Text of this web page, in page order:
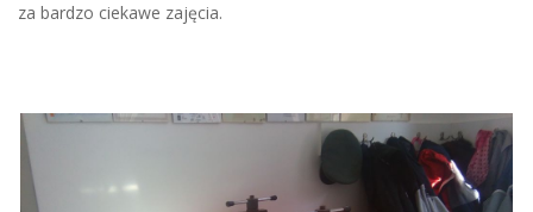
za bardzo ciekawe zajęcia.